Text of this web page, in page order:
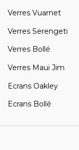
Verres Vuarnet
Verres Serengeti
Verres Bollé
Verres Maui Jim
Ecrans Oakley
Ecrans Bollé